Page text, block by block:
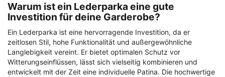
Warum ist ein Lederparka eine gute
Investition für deine Garderobe?
Ein Lederparka ist eine hervorragende Investition, da er
zeitlosen Stil, hohe Funktionalität und außergewöhnliche
Langlebigkeit vereint. Er bietet optimalen Schutz vor
Witterungseinflüssen, lässt sich vielseitig kombinieren und
entwickelt mit der Zeit eine individuelle Patina. Die hochwertige